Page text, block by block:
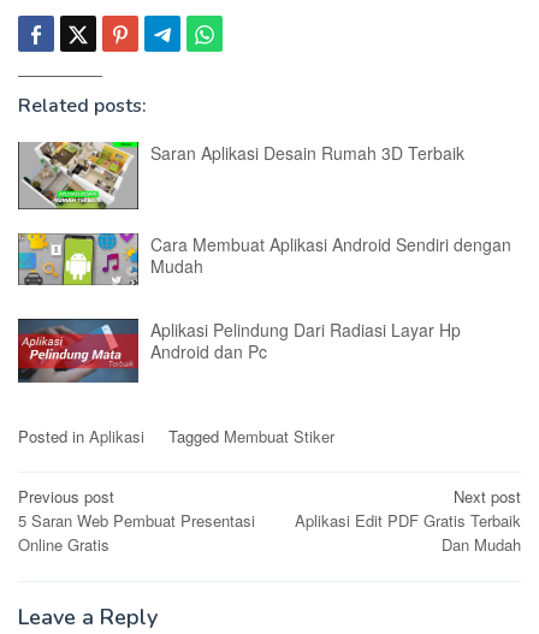
Related posts:
Saran Aplikasi Desain Rumah 3D Terbaik
Cara Membuat Aplikasi Android Sendiri dengan
Mudah
Aplikasi Pelindung Dari Radiasi Layar Hp
Android dan Pc
Posted in Aplikasi Tagged Membuat Stiker
Post
navigation
Previous post
5 Saran Web Pembuat Presentasi
Online Gratis
Next post
Aplikasi Edit PDF Gratis Terbaik
Dan Mudah
Leave a Reply